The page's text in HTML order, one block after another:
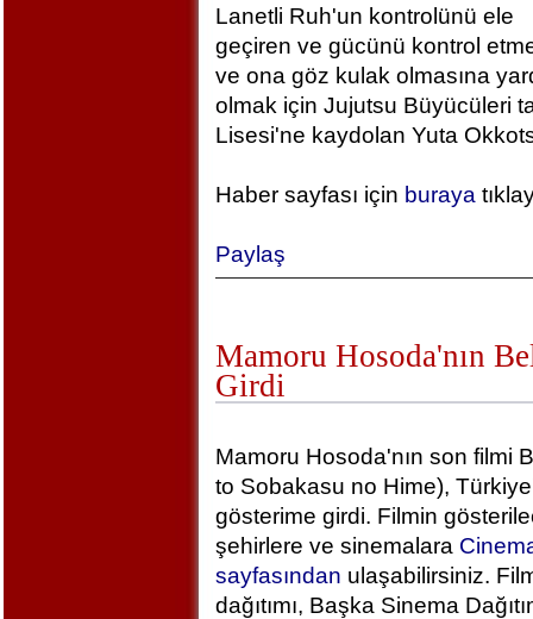
Lanetli Ruh'un kontrolünü ele
geçiren ve gücünü kontrol
ve ona göz kulak olmasına
olmak için Jujutsu Büyücüleri
Lisesi'ne kaydolan Yuta
Haber sayfası için buraya
Paylaş
Mamoru Hosoda'nın
Girdi
Mamoru Hosoda'nın son filmi
to Sobakasu no Hime),
gösterime girdi. Filmin
şehirlere ve sinemalara
sayfasından ulaşabilirsiniz.
dağıtımı, Başka Sinema